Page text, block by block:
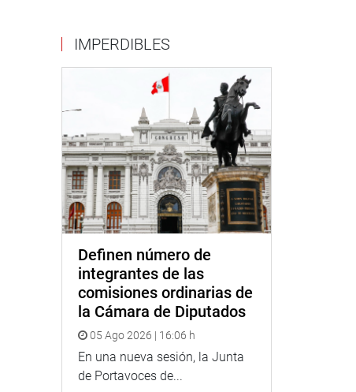
IMPERDIBLES
Definen número de
integrantes de las
comisiones ordinarias de
la Cámara de Diputados
05 Ago 2026 | 16:06 h
En una nueva sesión, la Junta
de Portavoces de...